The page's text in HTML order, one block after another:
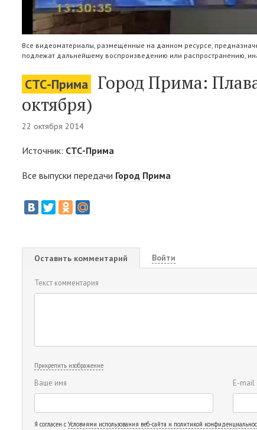
Все видеоматериалы, размещенные на данном ресурсе,
подлежат дальнейшему воспроизведению или распространению,
СТС-Прима
Город Прима:
октября)
22 октября 2014
Источник: СТС-Прима
Все выпуски передачи Город Прима
Оставить комментарий Войти
Текст комментария
Прикрепить изображение
Ваше имя E-mail
Я согласен с Условиями использования веб-сайта и политикой